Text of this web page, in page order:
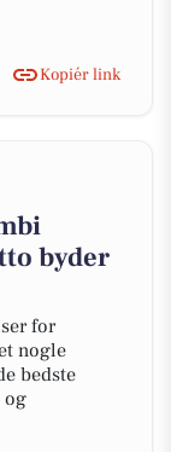
Kopiér link
byder
for
nogle
bedste
og